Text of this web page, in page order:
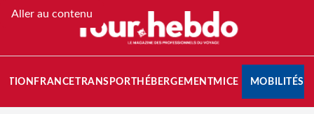
Aller au contenu
FRANCETRANSPORT HÉBERGEMENTMICE MOBILITÉS